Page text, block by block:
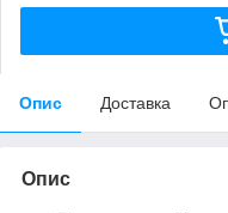
Опис Доставка
Опис